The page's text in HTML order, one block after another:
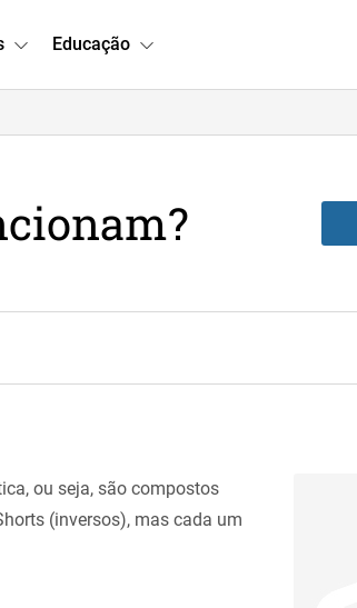
Educação
ou seja, são compostos
(inversos), mas cada um